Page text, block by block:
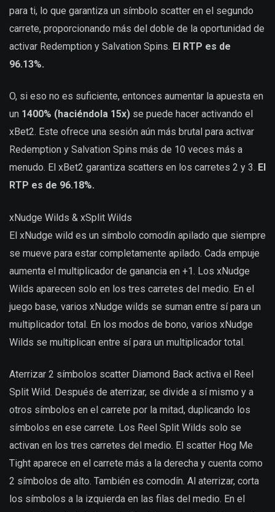
para ti, lo que garantiza un símbolo scatter en el segundo
carrete, proporcionando más del doble de la oportunidad de
activar Redemption y Salvation Spins. El RTP es de
96.13%.
O, si eso no es suficiente, entonces aumentar la apuesta en
un 1400% (haciéndola 15x) se puede hacer activando el
xBet2. Este ofrece una sesión aún más brutal para activar
Redemption y Salvation Spins más de 10 veces más a
menudo. El xBet2 garantiza scatters en los carretes 2 y 3. El
RTP es de 96.18%.
xNudge Wilds & xSplit Wilds
El xNudge wild es un símbolo comodín apilado que siempre
se mueve para estar completamente apilado. Cada empuje
aumenta el multiplicador de ganancia en +1. Los xNudge
Wilds aparecen solo en los tres carretes del medio. En el
juego base, varios xNudge wilds se suman entre sí para un
multiplicador total. En los modos de bono, varios xNudge
Wilds se multiplican entre sí para un multiplicador total.
Aterrizar 2 símbolos scatter Diamond Back activa el Reel
Split Wild. Después de aterrizar, se divide a sí mismo y a
otros símbolos en el carrete por la mitad, duplicando los
símbolos en ese carrete. Los Reel Split Wilds solo se
activan en los tres carretes del medio. El scatter Hog Me
Tight aparece en el carrete más a la derecha y cuenta como
2 símbolos de alto. También es comodín. Al aterrizar, corta
los símbolos a la izquierda en las filas del medio. En el